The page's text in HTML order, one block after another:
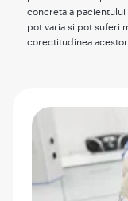
concreta a
pot varia si pot suferi
corectitudinea